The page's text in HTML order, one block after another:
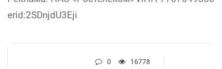
erid:2SDnjdU3Eji
0 16778